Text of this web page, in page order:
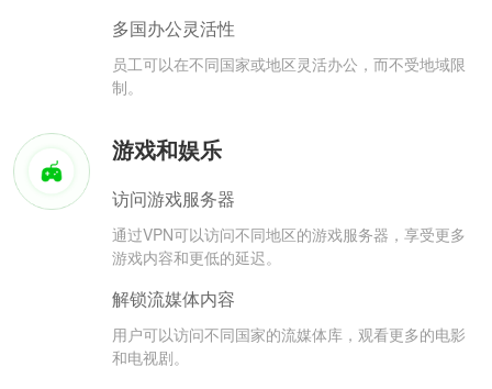
多国办公灵活性
员工可以在不同国家或地区灵活办公，而不受地域限
制。
游戏和娱乐
访问游戏服务器
通过VPN可以访问不同地区的游戏服务器，享受更多
游戏内容和更低的延迟。
解锁流媒体内容
用户可以访问不同国家的流媒体库，观看更多的电影
和电视剧。